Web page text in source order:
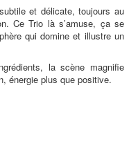
et délicate, toujours au
Ce Trio là s’amuse, ça se
qui domine et illustre un
la scène magnifie
énergie plus que positive.